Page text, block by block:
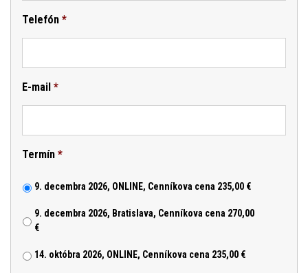
Telefón *
E-mail *
Termín *
9. decembra 2026, ONLINE, Cenníkova cena 235,00 €
9. decembra 2026, Bratislava, Cenníkova cena 270,00
€
14. októbra 2026, ONLINE, Cenníkova cena 235,00 €